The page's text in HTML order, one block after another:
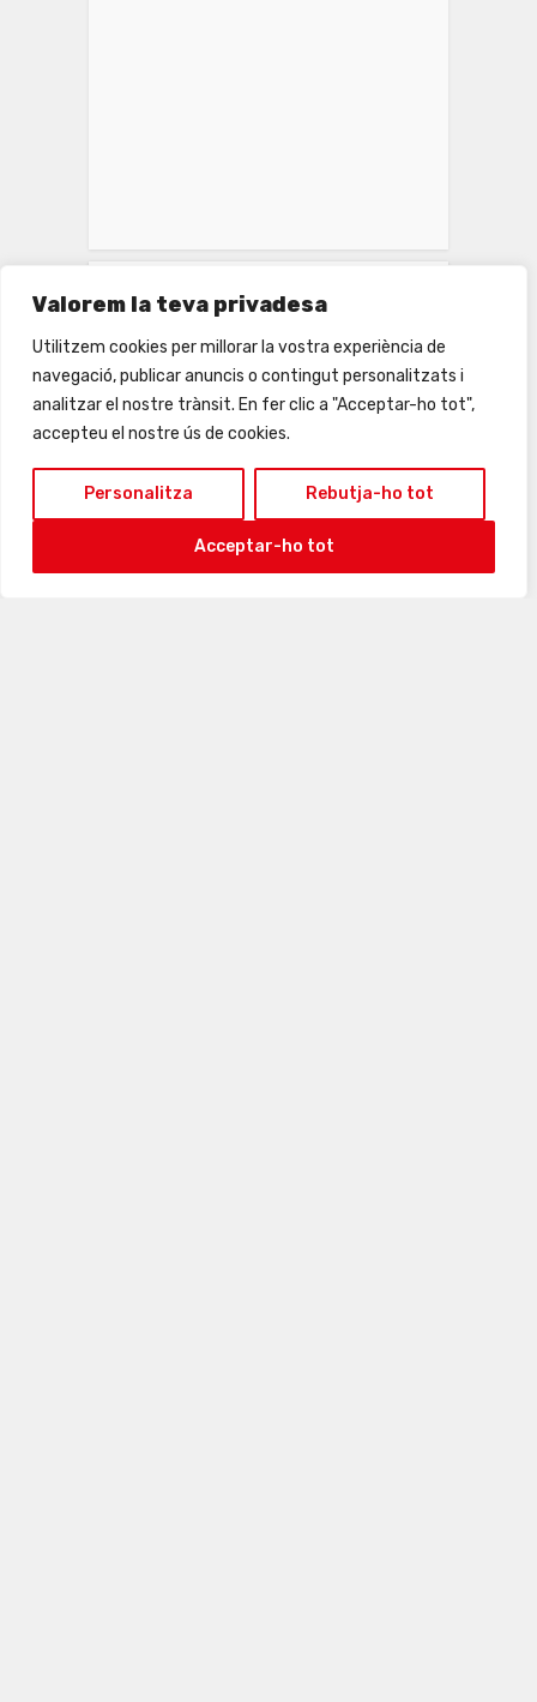
Valorem la teva privadesa
Utilitzem cookies per millorar la vostra experiència de
navegació, publicar anuncis o contingut personalitzats i
analitzar el nostre trànsit. En fer clic a "Acceptar-ho tot",
accepteu el nostre ús de cookies.
Personalitza Rebutja-ho tot
Acceptar-ho tot